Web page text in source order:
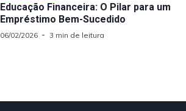
Educação Financeira: O Pilar para um
Empréstimo Bem-Sucedido
06/02/2026 3 min de leitura